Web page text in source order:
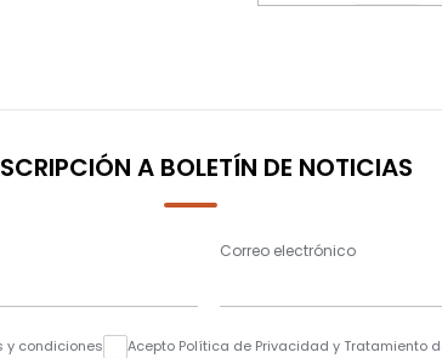
A BOLETÍN DE NOTICIAS
Correo electrónico
y condiciones Acepto Política de Privacidad y Tratamiento